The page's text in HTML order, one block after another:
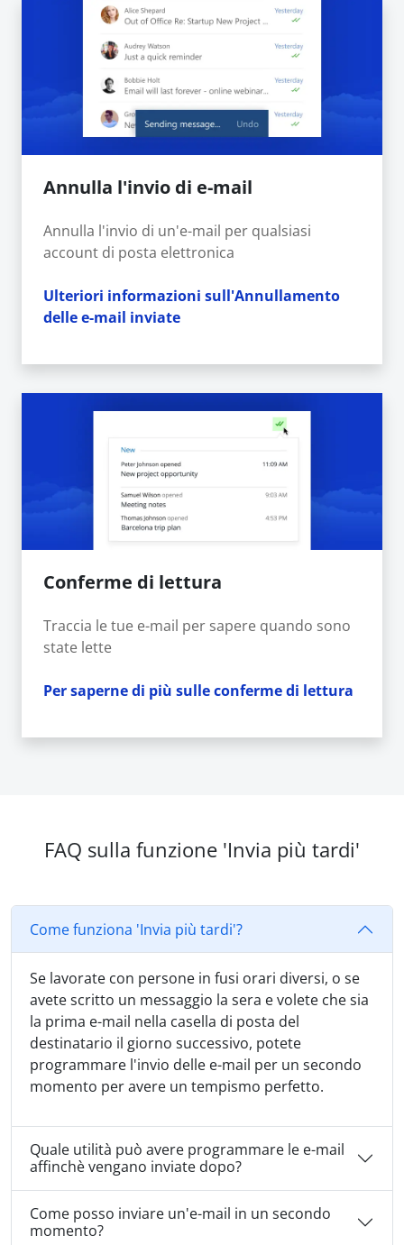
Annulla l'invio di e-mail
Annulla l'invio di un'e-mail per qualsiasi
account di posta elettronica
Ulteriori informazioni sull'Annullamento
delle e-mail inviate
Conferme di lettura
Traccia le tue e-mail per sapere quando sono
state lette
Per saperne di più sulle conferme di lettura
FAQ sulla funzione 'Invia più tardi'
Come funziona 'Invia più tardi'?
Se lavorate con persone in fusi orari diversi, o se
avete scritto un messaggio la sera e volete che sia
la prima e-mail nella casella di posta del
destinatario il giorno successivo, potete
programmare l'invio delle e-mail per un secondo
momento per avere un tempismo perfetto.
Quale utilità può avere programmare le e-mail
affinchè vengano inviate dopo?
Come posso inviare un'e-mail in un secondo
momento?